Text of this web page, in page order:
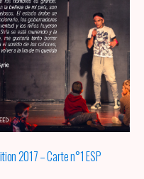
2017 – Carte n°1 ESP